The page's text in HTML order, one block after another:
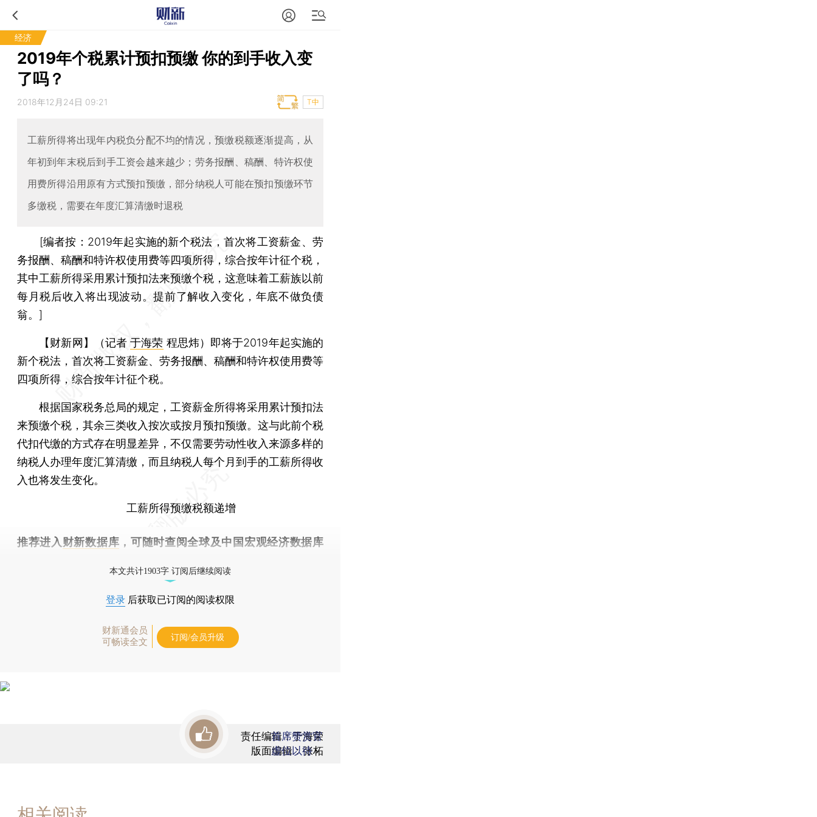
经济
2019年个税累计预扣预缴 你的到手收入变
了吗？
2018年12月24日 09:21 T中
工薪所得将出现年内税负分配不均的情况，预缴税额逐渐提高，从
年初到年末税后到手工资会越来越少；劳务报酬、稿酬、特许权使
用费所得沿用原有方式预扣预缴，部分纳税人可能在预扣预缴环节
多缴税，需要在年度汇算清缴时退税
[编者按：2019年起实施的新个税法，首次将工资薪金、劳
务报酬、稿酬和特许权使用费等四项所得，综合按年计征个税，
其中工薪所得采用累计预扣法来预缴个税，这意味着工薪族以前
每月税后收入将出现波动。提前了解收入变化，年底不做负债
翁。]
【财新网】（记者于海荣 程思炜） 即将于2019年起实施的
新个税法，首次将工资薪金、劳务报酬、稿酬和特许权使用费等
四项所得，综合按年计征个税。
根据国家税务总局的规定，工资薪金所得将采用累计预扣法
来预缴个税，其余三类收入按次或按月预扣预缴。这与此前个税
代扣代缴的方式存在明显差异，不仅需要劳动性收入来源多样的
纳税人办理年度汇算清缴，而且纳税人每个月到手的工薪所得收
入也将发生变化。
工薪所得预缴税额递增
推荐进入 财新数据库 ，可随时查阅全球及中国宏观经济数据库
本文共计1903字 订阅后继续阅读
登录 后获取已订阅的阅读权限
财新通会员
可畅读全文
订阅/会员升级
责任编辑：于海荣
版面编辑：张柘
首席赞赏官
虚位以待